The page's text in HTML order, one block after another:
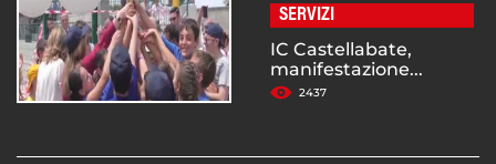
SERVIZI
IC Castellabate,
manifestazione...
2437